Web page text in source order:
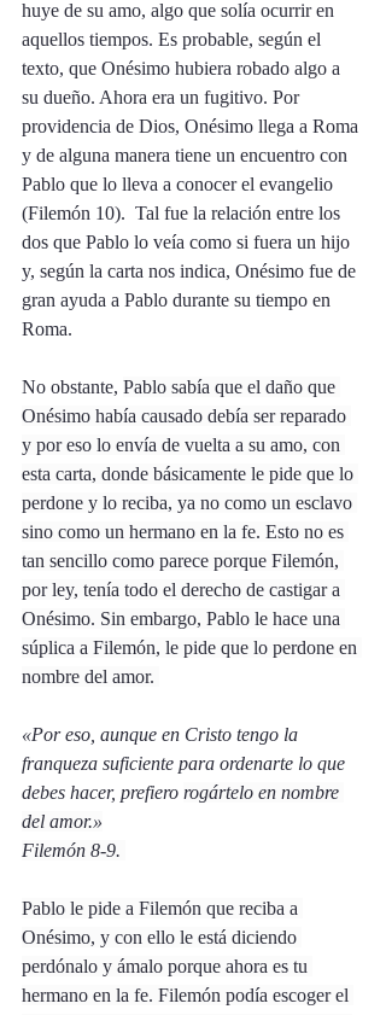
huye de su amo, algo que solía ocurrir en
aquellos tiempos. Es probable, según el
texto, que Onésimo hubiera robado algo a
su dueño. Ahora era un fugitivo. Por
providencia de Dios, Onésimo llega a Roma
y de alguna manera tiene un encuentro con
Pablo que lo lleva a conocer el evangelio
(Filemón 10).  Tal fue la relación entre los
dos que Pablo lo veía como si fuera un hijo
y, según la carta nos indica, Onésimo fue de
gran ayuda a Pablo durante su tiempo en
Roma.
No obstante, Pablo sabía que el daño que
Onésimo había causado debía ser reparado
y por eso lo envía de vuelta a su amo, con
esta carta, donde básicamente le pide que lo
perdone y lo reciba, ya no como un esclavo
sino como un hermano en la fe. Esto no es
tan sencillo como parece porque Filemón,
por ley, tenía todo el derecho de castigar a
Onésimo. Sin embargo, Pablo le hace una
súplica a Filemón, le pide que lo perdone en
nombre del amor.
«Por eso, aunque en Cristo tengo la
franqueza suficiente para ordenarte lo que
debes hacer, prefiero rogártelo en nombre
del amor.»
Filemón 8-9.
Pablo le pide a Filemón que reciba a
Onésimo, y con ello le está diciendo
perdónalo y ámalo porque ahora es tu
hermano en la fe. Filemón podía escoger el